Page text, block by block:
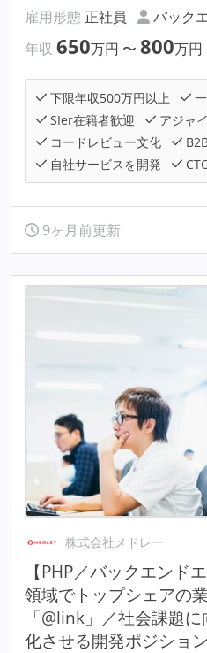
雇用形態 正社員 バック
年収 650万円 〜 800万円
下限年収500万円以上
SIer在籍者歓迎
アジャ
コードレビュー文化
自社サービスを開発
9ヶ月前更新
株式会社メドレー
【PHP／バックエンド
領域でトップシェアの
「@link」／社会課題
化させる開発ポジション